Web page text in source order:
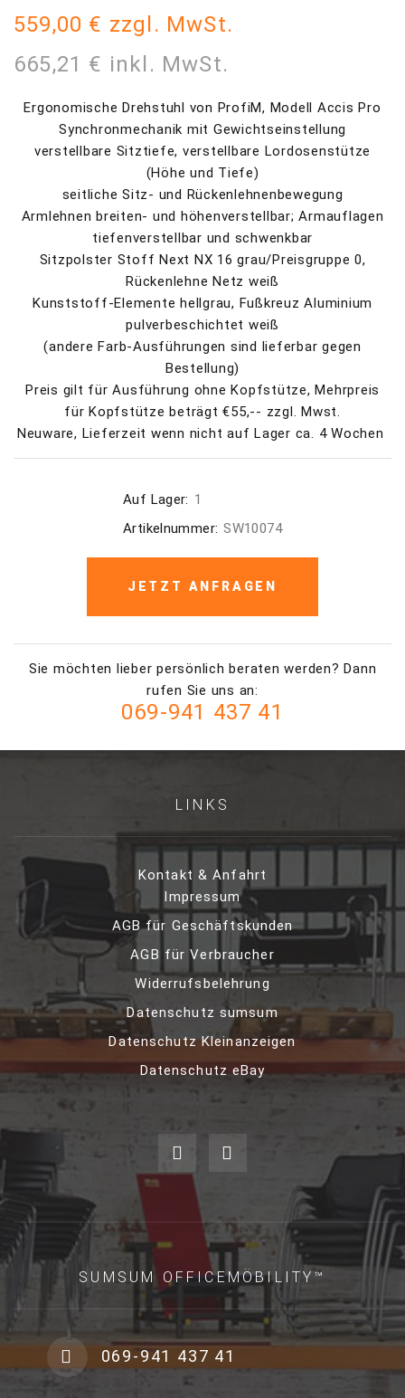
559,00 € zzgl. MwSt.
665,21 € inkl. MwSt.
Ergonomische Drehstuhl von ProfiM, Modell Accis Pro
Synchronmechanik mit Gewichtseinstellung
verstellbare Sitztiefe, verstellbare Lordosenstütze
(Höhe und Tiefe)
seitliche Sitz- und Rückenlehnenbewegung
Armlehnen breiten- und höhenverstellbar; Armauflagen
tiefenverstellbar und schwenkbar
Sitzpolster Stoff Next NX 16 grau/Preisgruppe 0,
Rückenlehne Netz weiß
Kunststoff-Elemente hellgrau, Fußkreuz Aluminium
pulverbeschichtet weiß
(andere Farb-Ausführungen sind lieferbar gegen
Bestellung)
Preis gilt für Ausführung ohne Kopfstütze, Mehrpreis
für Kopfstütze beträgt €55,-- zzgl. Mwst.
Neuware, Lieferzeit wenn nicht auf Lager ca. 4 Wochen
Auf Lager: 1
Artikelnummer: SW10074
JETZT ANFRAGEN
Sie möchten lieber persönlich beraten werden? Dann
rufen Sie uns an:
069-941 437 41
LINKS
Kontakt & Anfahrt
Impressum
AGB für Geschäftskunden
AGB für Verbraucher
Widerrufsbelehrung
Datenschutz sumsum
Datenschutz Kleinanzeigen
Datenschutz eBay
SUMSUM OFFICEMÖBILITY™
069-941 437 41